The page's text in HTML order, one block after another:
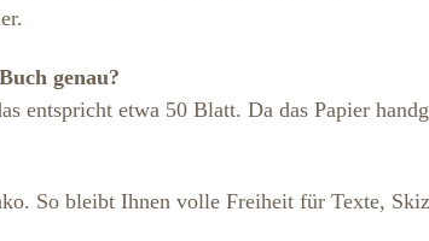
genau?
entspricht etwa 50 Blatt. Da das Papier
So bleibt Ihnen volle Freiheit für Texte,